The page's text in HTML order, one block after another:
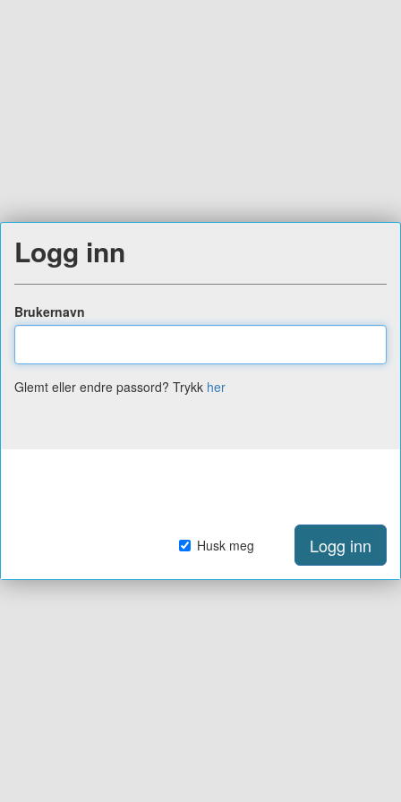
Logg inn
Brukernavn
Glemt eller endre passord? Trykk her
Husk meg Logg inn